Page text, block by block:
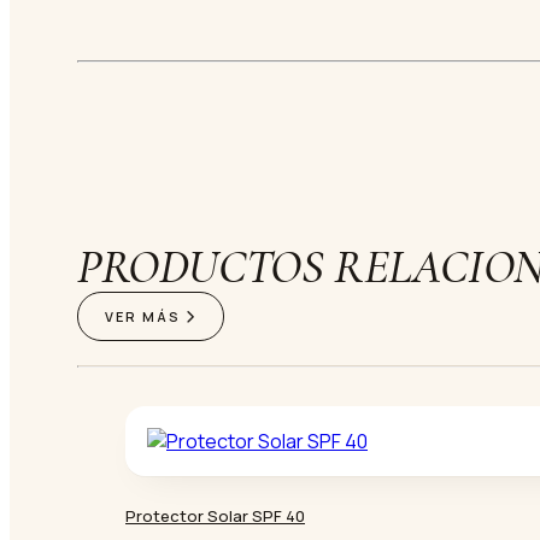
PRODUCTOS
VER MÁS
Protector Solar SPF 40